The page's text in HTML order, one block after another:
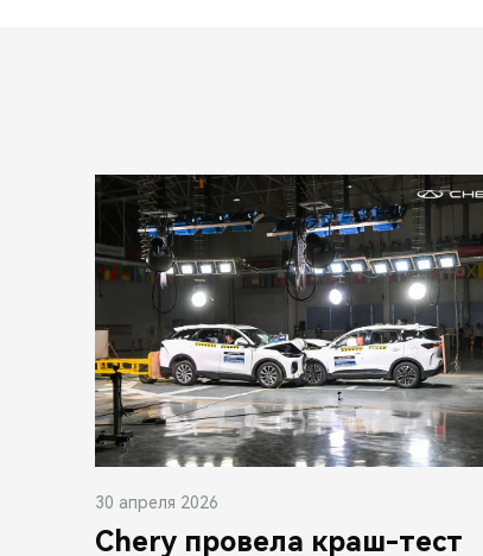
30 апреля 2026
Chery провела краш-тест